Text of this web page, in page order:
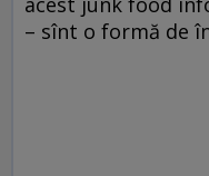
– sînt o formă de